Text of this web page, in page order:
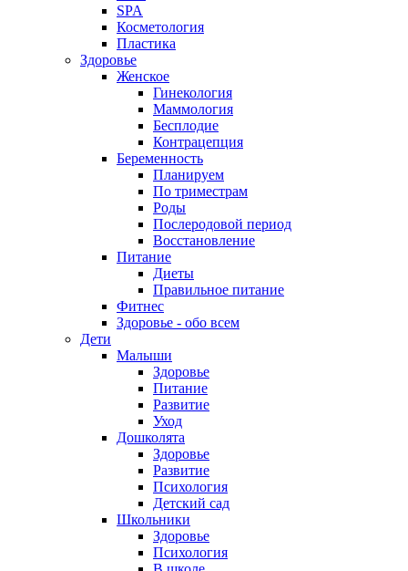
SPA
Косметология
Пластика
Здоровье
Женское
Гинекология
Маммология
Бесплодие
Контрацепция
Беременность
Планируем
По триместрам
Роды
Послеродовой период
Восстановление
Питание
Диеты
Правильное питание
Фитнес
Здоровье - обо всем
Дети
Малыши
Здоровье
Питание
Развитие
Уход
Дошколята
Здоровье
Развитие
Психология
Детский сад
Школьники
Здоровье
Психология